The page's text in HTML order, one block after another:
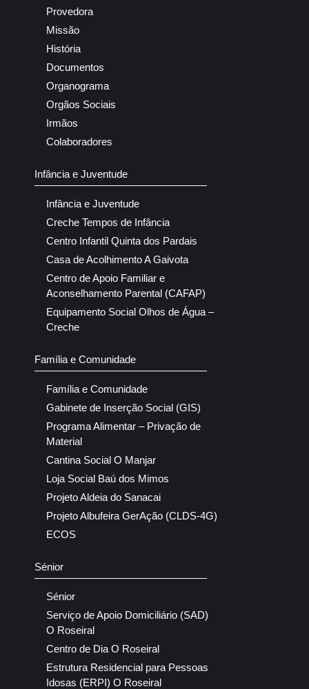
Provedora
Missão
História
Documentos
Organograma
Orgãos Sociais
Irmãos
Colaboradores
Infância e Juventude
Infância e Juventude
Creche Tempos de Infância
Centro Infantil Quinta dos Pardais
Casa de Acolhimento A Gaivota
Centro de Apoio Familiar e
Aconselhamento Parental (CAFAP)
Equipamento Social Olhos de Água –
Creche
Família e Comunidade
Família e Comunidade
Gabinete de Inserção Social (GIS)
Programa Alimentar – Privação de
Material
Cantina Social O Manjar
Loja Social Baú dos Mimos
Projeto Aldeia do Sanacai
Projeto Albufeira GerAção (CLDS-4G)
ECOS
Sénior
Sénior
Serviço de Apoio Domiciliário (SAD)
O Roseiral
Centro de Dia O Roseiral
Estrutura Residencial para Pessoas
Idosas (ERPI) O Roseiral